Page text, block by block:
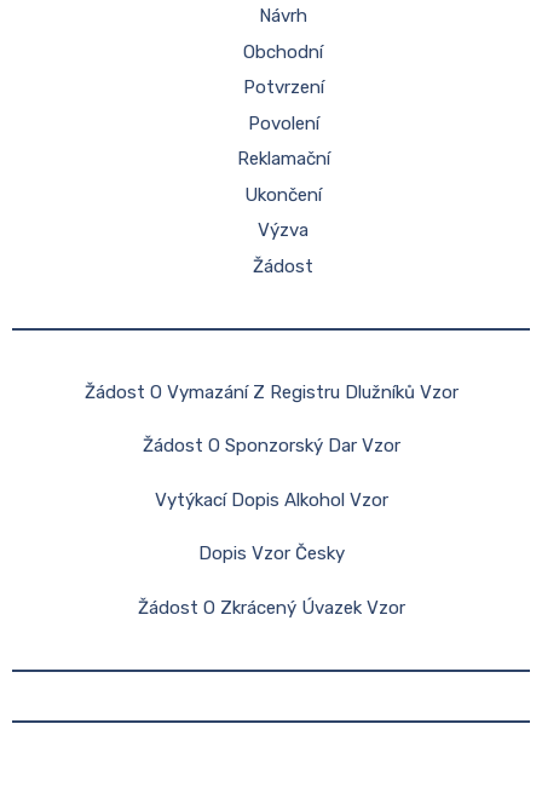
Návrh
Obchodní
Potvrzení
Povolení
Reklamační
Ukončení
Výzva
Žádost
Žádost O Vymazání Z Registru Dlužníků Vzor
Žádost O Sponzorský Dar Vzor
Vytýkací Dopis Alkohol Vzor
Dopis Vzor Česky
Žádost O Zkrácený Úvazek Vzor